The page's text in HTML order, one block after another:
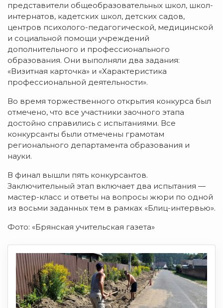
представители общеобразовательных школ, школ-
интернатов, кадетских школ, детских садов,
центров психолого-педагогической, медицинской
и социальной помощи учреждений
дополнительного и профессионального
образования. Они выполняли два задания:
«Визитная карточка» и «Характеристика
профессиональной деятельности».
Во время торжественного открытия конкурса был
отмечено, что все участники заочного этапа
достойно справились с испытаниями. Все
конкурсанты были отмечены грамотам
регионального департамента образования и
науки.
В финал вышли пять конкурсантов.
Заключительный этап включает два испытания —
мастер-класс и ответы на вопросы жюри по одной
из восьми заданных тем в рамках «Блиц-интервью».
Фото: «Брянская учительская газета»